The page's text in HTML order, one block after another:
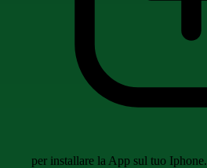
per installare la App sul tuo Iphone.